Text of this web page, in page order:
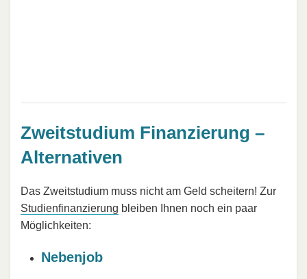
Zweitstudium Finanzierung –
Alternativen
Das Zweitstudium muss nicht am Geld scheitern! Zur
Studienfinanzierung bleiben Ihnen noch ein paar
Möglichkeiten:
Nebenjob